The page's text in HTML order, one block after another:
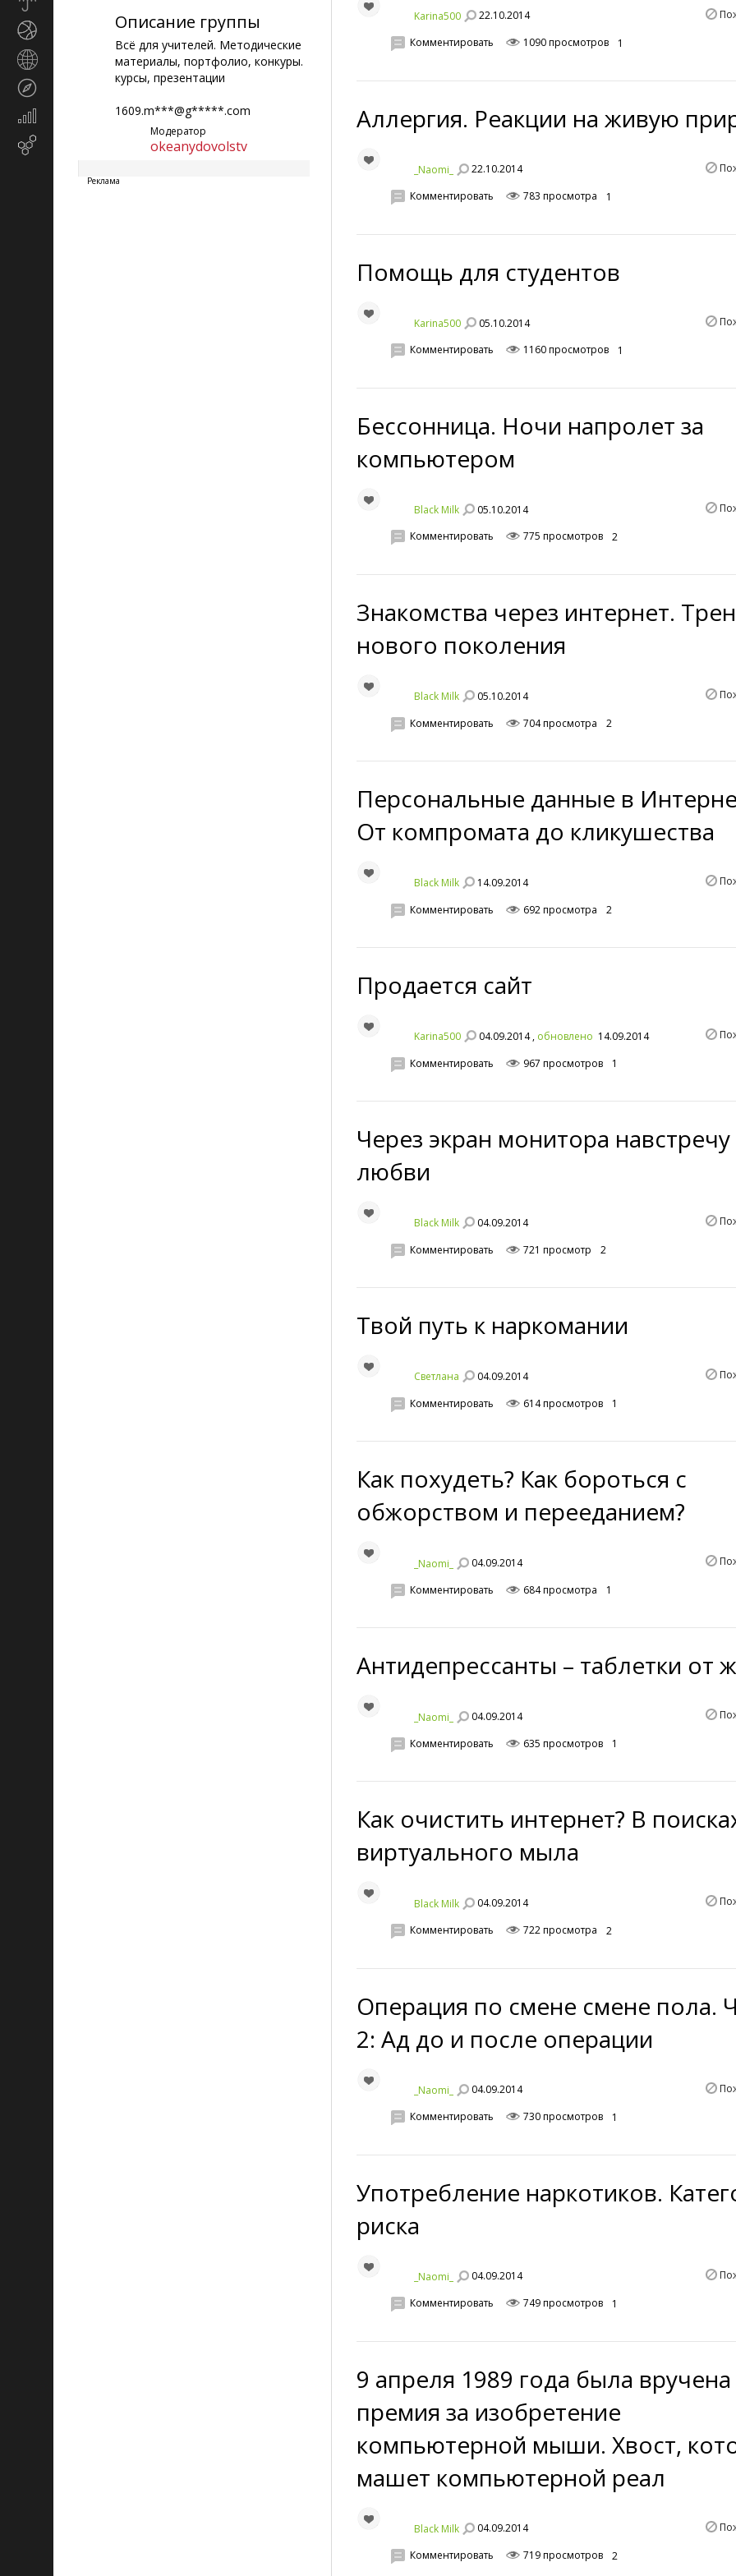
Экономика
маркетинг
Описание группы
Всё для учителей. Методические
материалы, портфолио, конкуры.
курсы, презентации
1609.m***@g*****.com
Модератор
okeanydovolstv
Реклама
Karina500 22.10.2014
Комментировать 1090 просмотров 1
Аллергия. Реакции на живую
_Naomi_ 22.10.2014
Комментировать 783 просмотра 1
Помощь для студентов
Karina500 05.10.2014
Комментировать 1160 просмотров 1
Бессонница. Ночи напролет за
компьютером
Black Milk 05.10.2014
Комментировать 775 просмотров 2
Знакомства через интернет.
нового поколения
Black Milk 05.10.2014
Комментировать 704 просмотра 2
Персональные данные в
От компромата до кликушества
Black Milk 14.09.2014
Комментировать 692 просмотра 2
Продается сайт
Karina500 04.09.2014 , обновлено 14.09.2014
Комментировать 967 просмотров 1
Через экран монитора навстречу
любви
Black Milk 04.09.2014
Комментировать 721 просмотр 2
Твой путь к наркомании
Светланa 04.09.2014
Комментировать 614 просмотров 1
Как похудеть? Как бороться с
обжорством и перееданием?
_Naomi_ 04.09.2014
Комментировать 684 просмотра 1
Антидепрессанты – таблетки от
_Naomi_ 04.09.2014
Комментировать 635 просмотров 1
Как очистить интернет? В
виртуального мыла
Black Milk 04.09.2014
Комментировать 722 просмотра 2
Операция по смене смене пола.
2: Ад до и после операции
_Naomi_ 04.09.2014
Комментировать 730 просмотров 1
Употребление наркотиков.
риска
_Naomi_ 04.09.2014
Комментировать 749 просмотров 1
9 апреля 1989 года была вручена
премия за изобретение
компьютерной мыши. Хвост,
машет компьютерной реал
Black Milk 04.09.2014
Комментировать 719 просмотров 2